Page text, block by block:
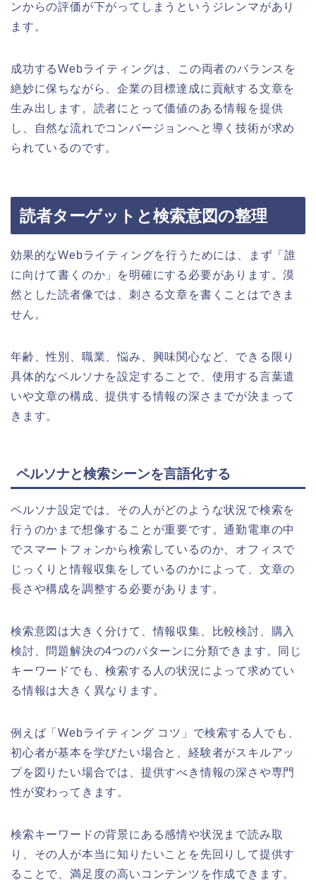
ンからの評価が下がってしまうというジレンマがあり
ます。
成功するWebライティングは、この両者のバランスを
絶妙に保ちながら、企業の目標達成に貢献する文章を
生み出します。読者にとって価値のある情報を提供
し、自然な流れでコンバージョンへと導く技術が求め
られているのです。
読者ターゲットと検索意図の整理
効果的なWebライティングを行うためには、まず「誰
に向けて書くのか」を明確にする必要があります。漠
然とした読者像では、刺さる文章を書くことはできま
せん。
年齢、性別、職業、悩み、興味関心など、できる限り
具体的なペルソナを設定することで、使用する言葉遣
いや文章の構成、提供する情報の深さまでが決まって
きます。
ペルソナと検索シーンを言語化する
ペルソナ設定では、その人がどのような状況で検索を
行うのかまで想像することが重要です。通勤電車の中
でスマートフォンから検索しているのか、オフィスで
じっくりと情報収集をしているのかによって、文章の
長さや構成を調整する必要があります。
検索意図は大きく分けて、情報収集、比較検討、購入
検討、問題解決の4つのパターンに分類できます。同じ
キーワードでも、検索する人の状況によって求めてい
る情報は大きく異なります。
例えば「Webライティング コツ」で検索する人でも、
初心者が基本を学びたい場合と、経験者がスキルアッ
プを図りたい場合では、提供すべき情報の深さや専門
性が変わってきます。
検索キーワードの背景にある感情や状況まで読み取
り、その人が本当に知りたいことを先回りして提供す
ることで、満足度の高いコンテンツを作成できます。